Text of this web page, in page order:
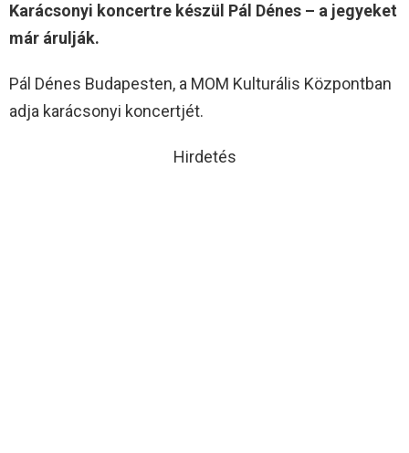
Karácsonyi koncertre készül Pál Dénes – a jegyeket
már árulják.
Pál Dénes Budapesten, a MOM Kulturális Központban
adja karácsonyi koncertjét.
Hirdetés